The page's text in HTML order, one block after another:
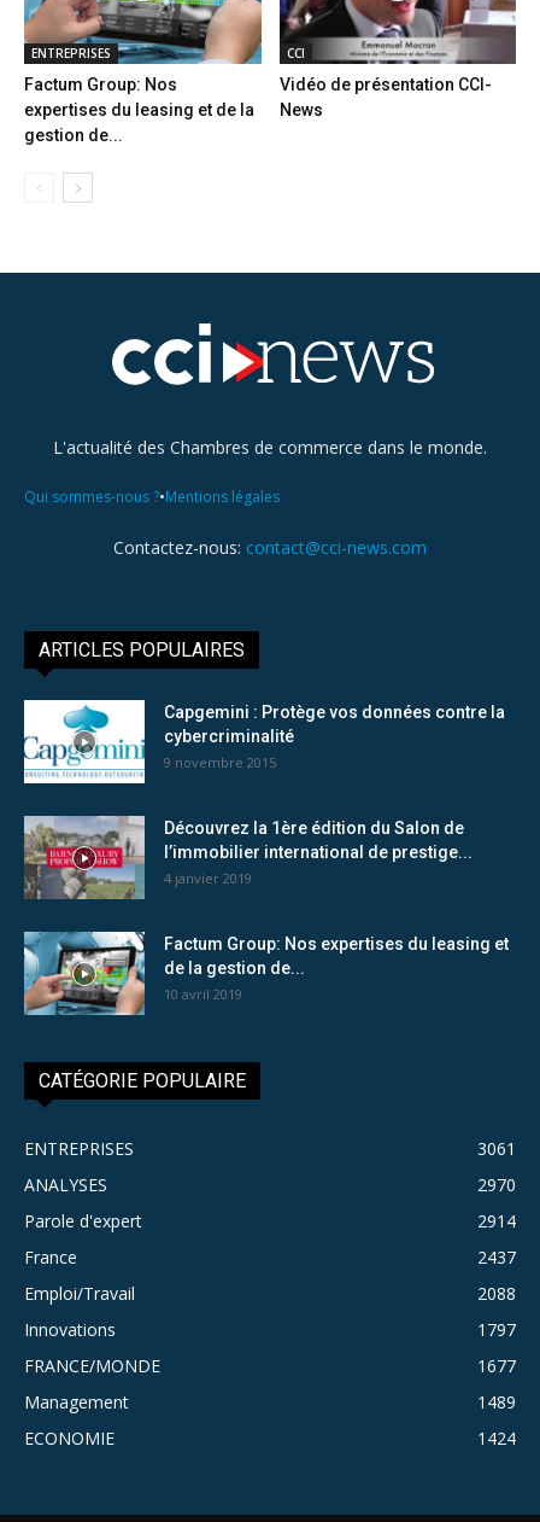
ENTREPRISES
Factum Group: Nos
expertises du leasing et de la
gestion de...
CCI
Vidéo de présentation CCI-
News
L'actualité des Chambres de commerce dans le monde.
Qui sommes-nous ?•Mentions légales
Contactez-nous: contact@cci-news.com
ARTICLES POPULAIRES
Capgemini : Protège vos données contre la
cybercriminalité
9 novembre 2015
Découvrez la 1ère édition du Salon de
l’immobilier international de prestige...
4 janvier 2019
Factum Group: Nos expertises du leasing et
de la gestion de...
10 avril 2019
CATÉGORIE POPULAIRE
ENTREPRISES
3061
ANALYSES
2970
Parole d'expert
2914
France
2437
Emploi/Travail
2088
Innovations
1797
FRANCE/MONDE
1677
Management
1489
ECONOMIE
1424